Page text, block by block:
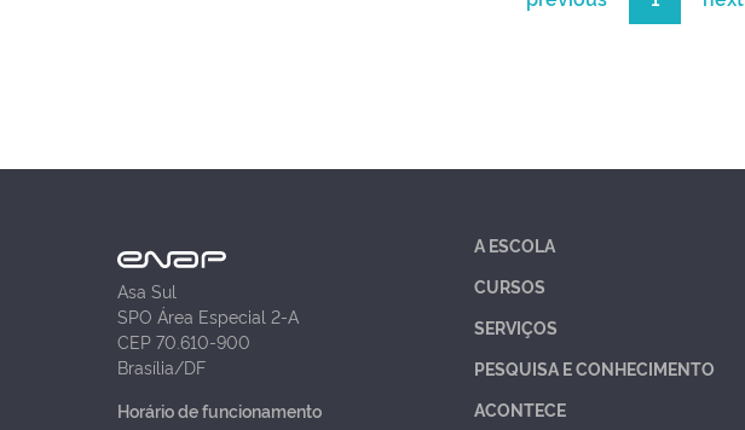
Asa Sul
SPO Área Especial 2-A
CEP 70.610-900
Brasília/DF
Horário de funcionamento
A ESCOLA
CURSOS
SERVIÇOS
PESQUISA E CONHECIMENTO
ACONTECE